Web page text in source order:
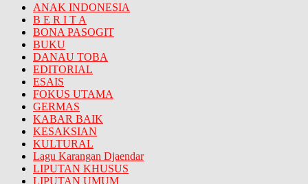
ANAK INDONESIA
B E R I T A
BONA PASOGIT
BUKU
DANAU TOBA
EDITORIAL
ESAIS
FOKUS UTAMA
GERMAS
KABAR BAIK
KESAKSIAN
KULTURAL
Lagu Karangan Djaendar
LIPUTAN KHUSUS
LIPUTAN UMUM